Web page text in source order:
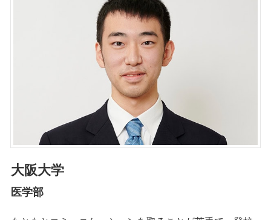
大阪大学
医学部